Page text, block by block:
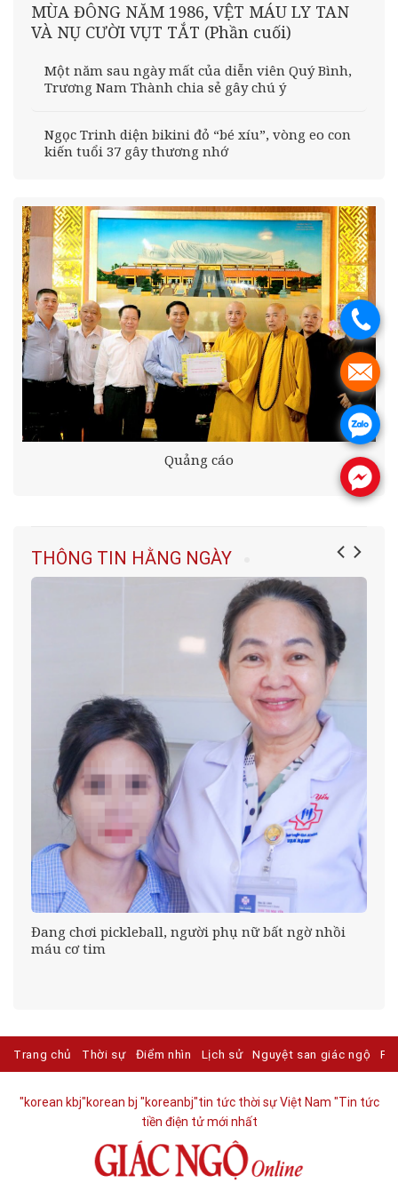
MÙA ĐÔNG NĂM 1986, VỆT MÁU LY TAN
VÀ NỤ CƯỜI VỤT TẮT (Phần cuối)
Một năm sau ngày mất của diễn viên Quý Bình,
Trương Nam Thành chia sẻ gây chú ý
Ngọc Trinh diện bikini đỏ “bé xíu”, vòng eo con
kiến tuổi 37 gây thương nhớ
Quảng cáo
THÔNG TIN HẰNG NGÀY
Đang chơi pickleball, người phụ nữ bất ngờ nhồi
máu cơ tim
Trang chủ Thời sự Điểm nhìn Lịch sử Nguyệt san giác ngộ
"korean kbj​"korean bj "koreanbj​"tin tức thời sự Việt Nam "Tin tức
tiền điện tử mới nhất​
.
.
.
.